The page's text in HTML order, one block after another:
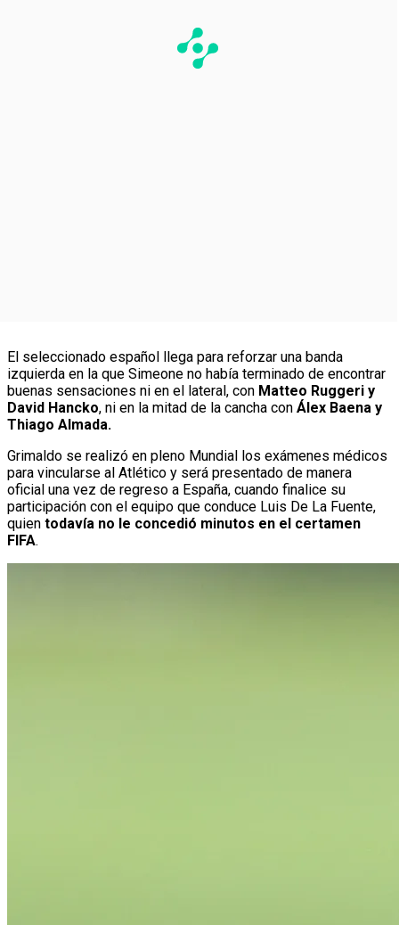
El seleccionado español llega para reforzar una banda
izquierda en la que Simeone no había terminado de encontrar
buenas sensaciones ni en el lateral, con Matteo Ruggeri y
David Hancko, ni en la mitad de la cancha con Álex Baena y
Thiago Almada.
Grimaldo se realizó en pleno Mundial los exámenes médicos
para vincularse al Atlético y será presentado de manera
oficial una vez de regreso a España, cuando finalice su
participación con el equipo que conduce Luis De La Fuente,
quien todavía no le concedió minutos en el certamen
FIFA.